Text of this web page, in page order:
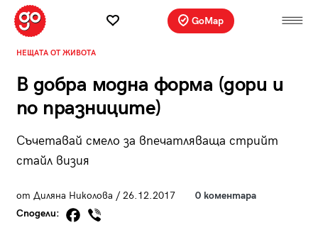
GoMap
НЕЩАТА ОТ ЖИВОТА
В добра модна форма (дори и
по празниците)
Съчетавай смело за впечатляваща стрийт
стайл визия
от Диляна Николова / 26.12.2017
0 коментара
Сподели: